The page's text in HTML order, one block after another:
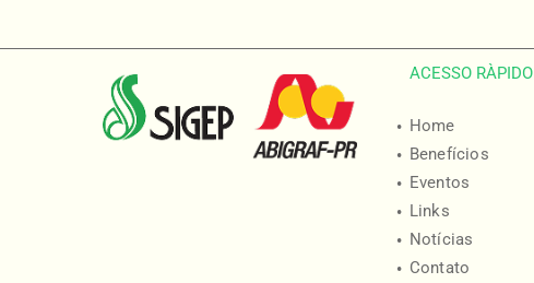
ACESSO RÀPIDO
Home
Benefícios
Eventos
Links
Notícias
Contato